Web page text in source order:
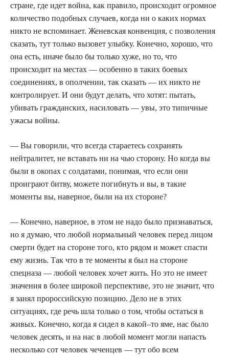
стране, где идет война, как правило, происходит огромное
количество подобных случаев, когда ни о каких нормах
никто не вспоминает. Женевская конвенция, с позволения
сказать, тут только вызовет улыбку. Конечно, хорошо, что
она есть, иначе было бы только хуже, но то, что
происходит на местах — особенно в таких боевых
соединениях, в ополчении, так сказать — их никто не
контролирует. И они будут делать, что хотят: пытать,
убивать гражданских, насиловать — увы, это типичные
ужасы войны.
— Вы говорили, что всегда стараетесь сохранять
нейтралитет, не вставать ни на чью сторону. Но когда вы
были в окопах с солдатами, понимая, что если они
проиграют битву, можете погибнуть и вы, в такие
моменты вы, наверное, были на их стороне?
— Конечно, наверное, в этом не надо было признаваться,
но я думаю, что любой нормальный человек перед лицом
смерти будет на стороне того, кто рядом и может спасти
ему жизнь. Так что в те моменты я был на стороне
спецназа — любой человек хочет жить. Но это не имеет
значения в более широкой перспективе, это не значит, что
я занял пророссийскую позицию. Дело не в этих
ситуациях, где речь шла только о том, чтобы остаться в
живых. Конечно, когда я сидел в какой–то яме, нас было
человек десять, и на нас в любой момент могли напасть
несколько сот человек чеченцев — тут обо всем